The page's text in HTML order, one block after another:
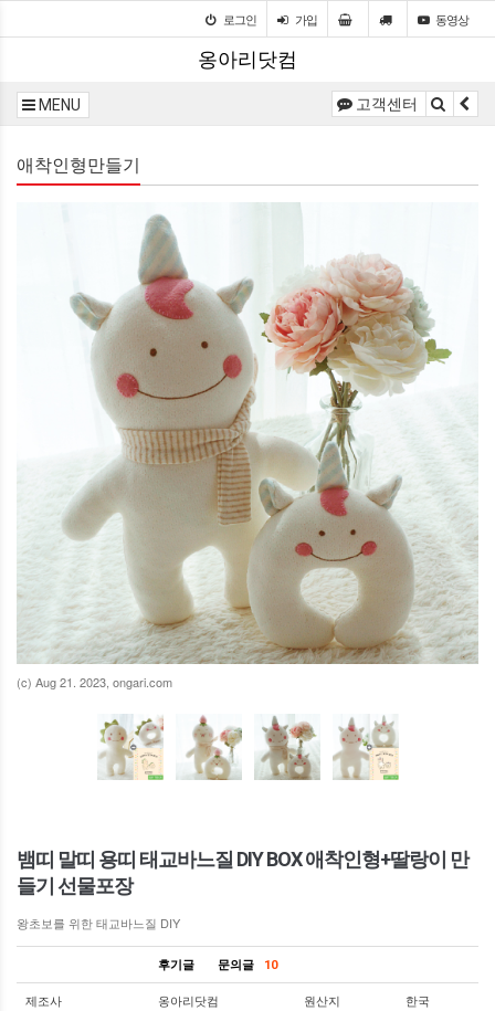
로그인 가입 동영상
옹아리닷컴
MENU 고객센터
애착인형만들기
(c) Aug 21. 2023, ongari.com
뱀띠 말띠 용띠 태교바느질 DIY BOX 애착인형+딸랑이 만
들기 선물포장
왕초보를 위한 태교바느질 DIY
후기글 문의글 10
제조사 옹아리닷컴 원산지
한국